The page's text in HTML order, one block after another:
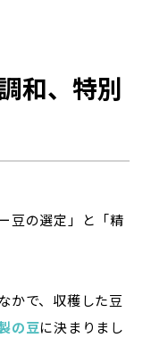
和、特別
豆の選定」と「精
かで、収穫した豆
の豆に決まりまし